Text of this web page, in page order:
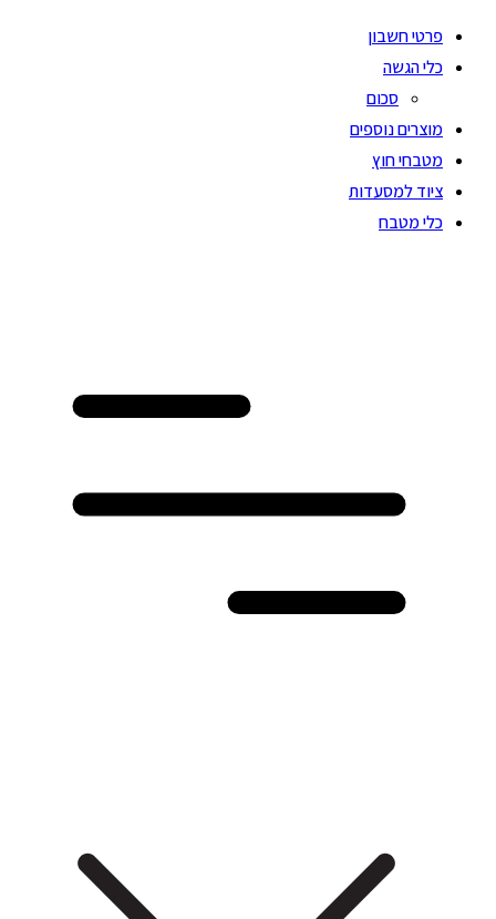
פרטי חשבון
כלי הגשה
סכום
מוצרים נוספים
מטבחי חוץ
ציוד למסעדות
כלי מטבח